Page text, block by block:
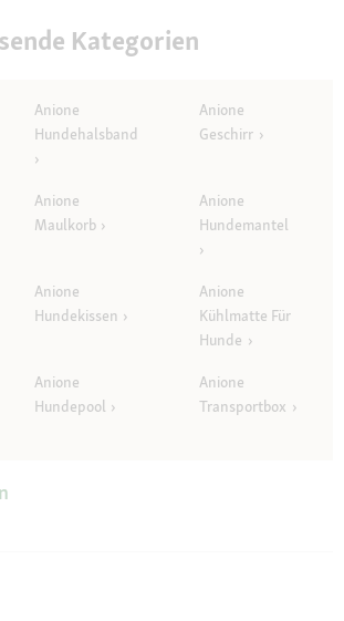
Kategorien
Anione
Hundehalsband
Anione
Geschirr
Anione
Maulkorb
Anione
Hundemantel
Anione
Hundekissen
Anione
Kühlmatte Für
Hunde
Anione
Hundepool
Anione
Transportbox